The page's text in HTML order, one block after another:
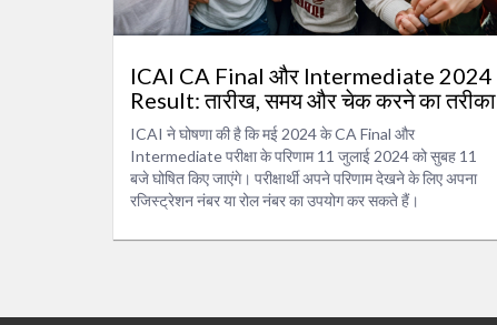
ICAI CA Final और Intermediate 2024
Result: तारीख, समय और चेक करने का तरीका
ICAI ने घोषणा की है कि मई 2024 के CA Final और
Intermediate परीक्षा के परिणाम 11 जुलाई 2024 को सुबह 11
बजे घोषित किए जाएंगे। परीक्षार्थी अपने परिणाम देखने के लिए अपना
रजिस्ट्रेशन नंबर या रोल नंबर का उपयोग कर सकते हैं।